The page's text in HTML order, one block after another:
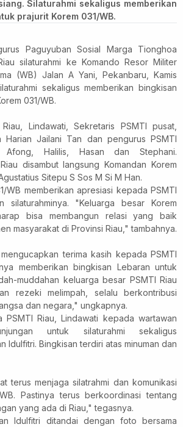
Silaturahmi sekaligus memberikan
prajurit Korem 031/WB.
Paguyuban Sosial Marga Tionghoa
silaturahmi ke Komando Resor Militer
(WB) Jalan A Yani, Pekanbaru, Kamis
sekaligus memberikan bingkisan
031/WB.
Lindawati, Sekretaris PSMTI pusat,
Harian Jailani Tan dan pengurus PSMTI
Afong, Halilis, Hasan dan Stephani.
disambut langsung Komandan Korem
Sitepu S Sos M Si M Han.
WB memberikan apresiasi kepada PSMTI
silaturahminya. "Keluarga besar Korem
bisa membangun relasi yang baik
masyarakat di Provinsi Riau," tambahnya.
terima kasih kepada PSMTI
memberikan bingkisan Lebaran untuk
muddahan keluarga besar PSMTI Riau
rezeki melimpah, selalu berkontribusi
dan negara," ungkapnya.
PSMTI Riau, Lindawati kepada wartawan
untuk silaturahmi sekaligus
Idulfitri. Bingkisan terdiri atas minuman dan
terus menjaga silatrahmi dan komunikasi
Pastinya terus berkoordinasi tentang
yang ada di Riau," tegasnya.
Idulfitri ditandai dengan foto bersama